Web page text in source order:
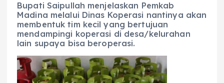
Bupati Saipullah menjelaskan Pemkab
Madina melalui Dinas Koperasi nantinya akan
membentuk tim kecil yang bertujuan
mendampingi koperasi di desa/kelurahan
lain supaya bisa beroperasi.